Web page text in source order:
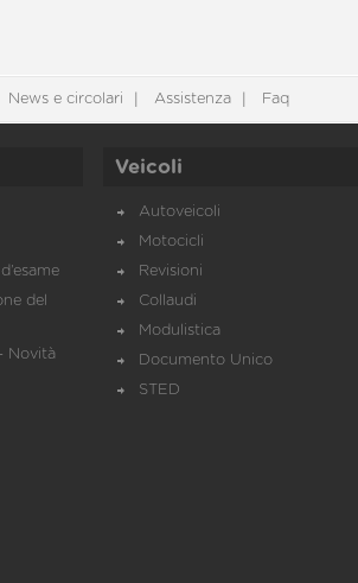
News e circolari Assistenza Faq
del
Novità
Veicoli
Autoveicoli
Motocicli
Revisioni
Collaudi
Modulistica
Documento Unico
STED